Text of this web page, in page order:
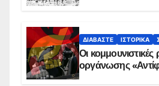
ΔΙΑΒΆΣΤΕ ΙΣΤΟΡΙΚΆ
Οι κομμουνιστικές
οργάνωσης